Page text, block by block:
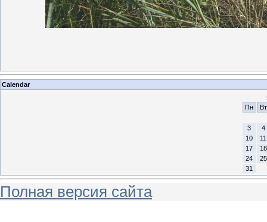
Calendar
Пн
Вт
3
4
10
11
17
18
24
25
31
Полная версия сайта